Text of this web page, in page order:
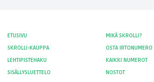
ETUSIVU
MIKÄ SKROLLI?
SKROLLI-KAUPPA
OSTA IRTONUMERO
LEHTIPISTEHAKU
KAIKKI NUMEROT
SISÄLLYSLUETTELO
NOSTOT